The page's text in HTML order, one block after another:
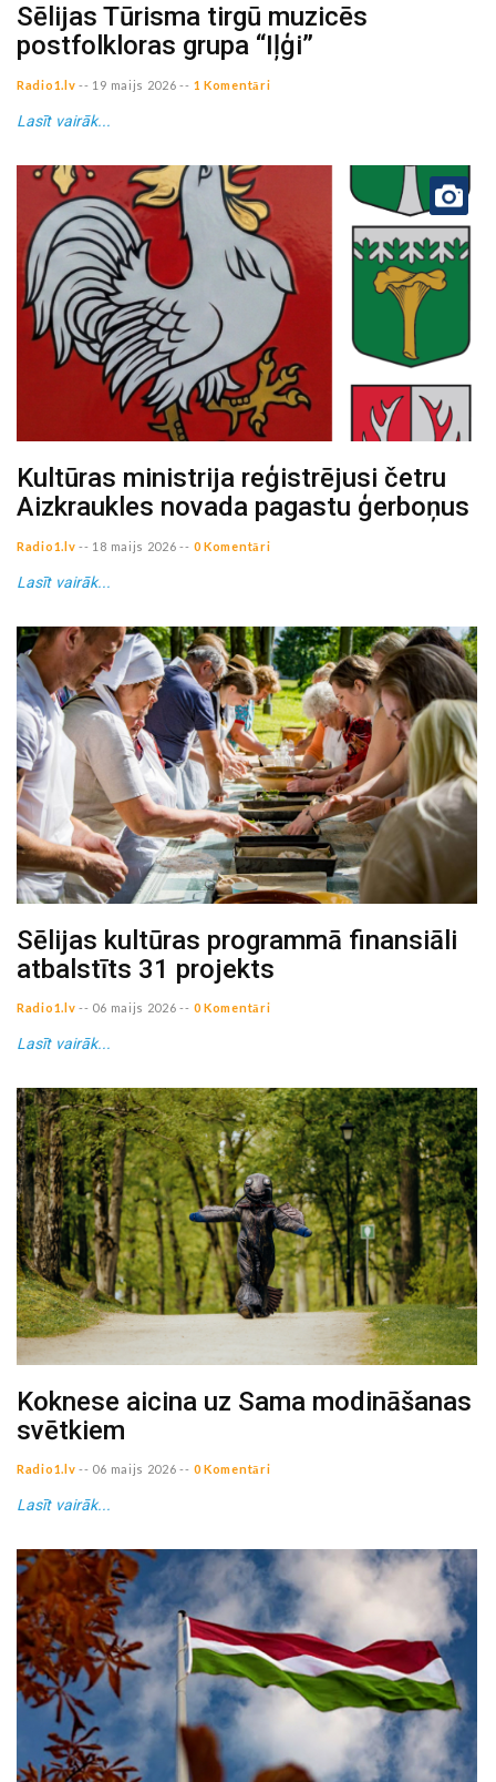
Sēlijas Tūrisma tirgū muzicēs
postfolkloras grupa “Iļģi”
Radio1.lv -- 19 maijs 2026 -- 1 Komentāri
Lasīt vairāk...
Kultūras ministrija reģistrējusi četru
Aizkraukles novada pagastu ģerboņus
Radio1.lv -- 18 maijs 2026 -- 0 Komentāri
Lasīt vairāk...
Sēlijas kultūras programmā finansiāli
atbalstīts 31 projekts
Radio1.lv -- 06 maijs 2026 -- 0 Komentāri
Lasīt vairāk...
Koknese aicina uz Sama modināšanas
svētkiem
Radio1.lv -- 06 maijs 2026 -- 0 Komentāri
Lasīt vairāk...